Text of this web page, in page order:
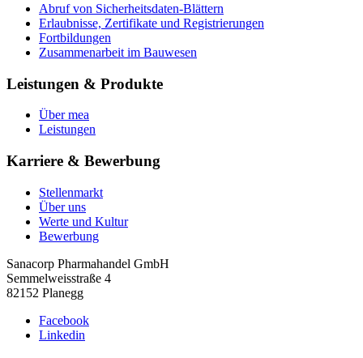
Abruf von Sicherheitsdaten-Blättern
Erlaubnisse, Zertifikate und Registrierungen
Fortbildungen
Zusammenarbeit im Bauwesen
Leistungen & Produkte
Über mea
Leistungen
Karriere & Bewerbung
Stellenmarkt
Über uns
Werte und Kultur
Bewerbung
Sanacorp Pharmahandel GmbH
Semmelweisstraße 4
82152 Planegg
Facebook
Linkedin